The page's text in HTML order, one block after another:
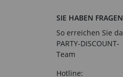
SIE HABEN
So erreichen Sie
PARTY-DISCOUNT-
Team
Hotline: